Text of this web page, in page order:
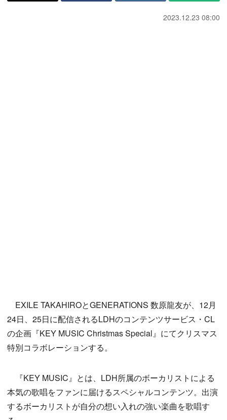
2023.12.23 08:00
EXILE TAKAHIROとGENERATIONS 数原龍友が、12月
24日、25日に配信されるLDHのコンテンツサービス・CL
の企画『KEY MUSIC Christmas Special』にてクリスマス
特別コラボレーションする。
『KEY MUSIC』とは、LDH所属のボーカリストによる
本気の歌唱をファンに届けるスペシャルコンテンツ。出演
するボーカリストが自分の想い入れの強い楽曲を歌唱す